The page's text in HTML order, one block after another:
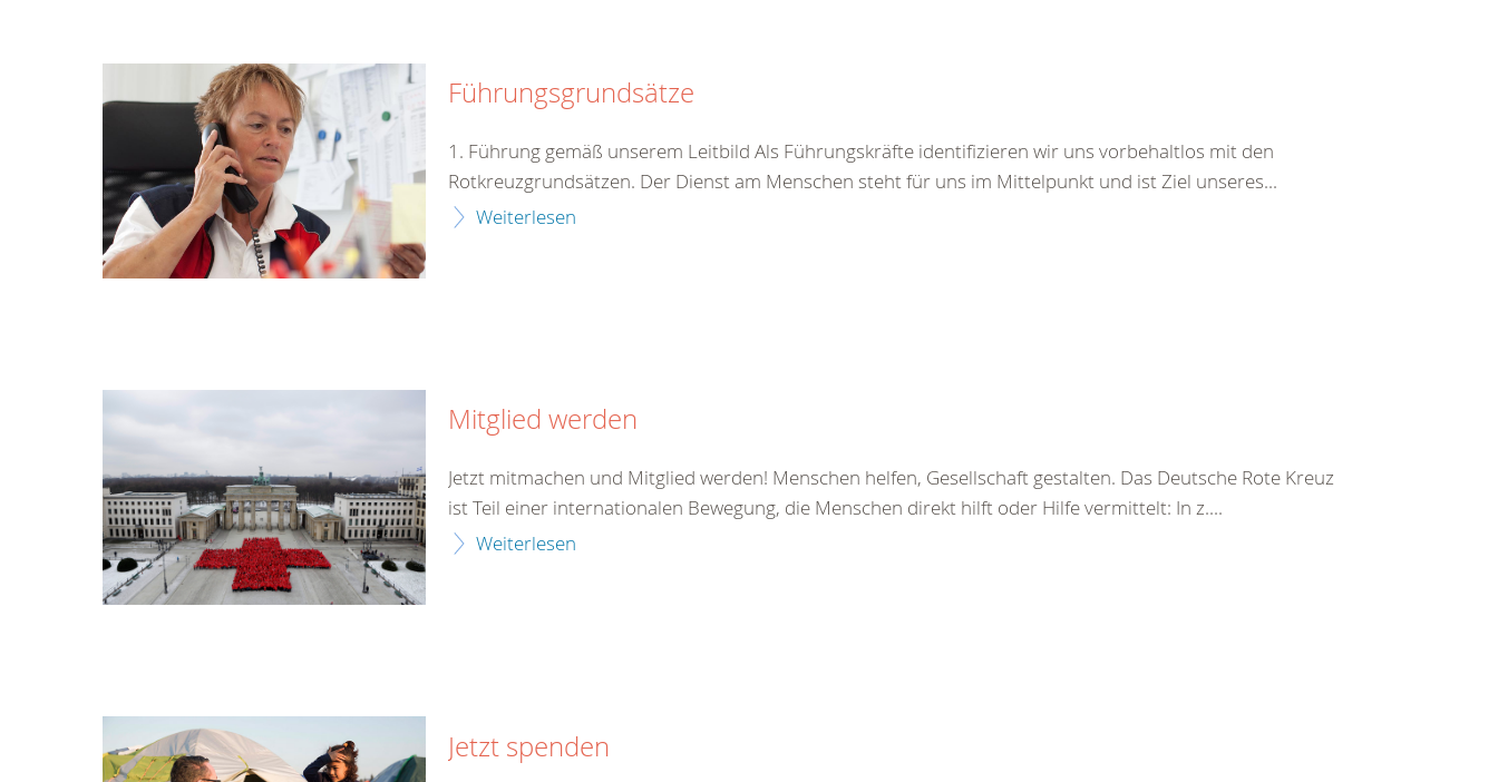
Führungsgrundsätze
1. Führung gemäß unserem Leitbild Als Führungskräfte identifizieren wir uns vorbehaltlos mit den
Rotkreuzgrundsätzen. Der Dienst am Menschen steht für uns im Mittelpunkt und ist Ziel unseres...
Weiterlesen
Mitglied werden
Jetzt mitmachen und Mitglied werden! Menschen helfen, Gesellschaft gestalten. Das Deutsche Rote Kreuz
ist Teil einer internationalen Bewegung, die Menschen direkt hilft oder Hilfe vermittelt: In z....
Weiterlesen
Jetzt spenden